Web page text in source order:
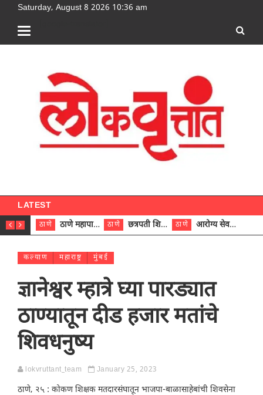
Saturday, August 8 2026 10:36 am
LATEST
ठाणे ठाणे महापालिकेच्या नऊ प्रभाग समित्यांवर अध्यक्ष विराजमान ठाणे छत्रपती शिवाजी महाराज रुग्णालयात दुर्मिळ ट्युमरची यशस्वी शस्त्रक्रिया ठाणे आरोग्य सेवक (पुरुष) पदावरून ११ कर्मचाऱ्यांना आरोग्य सहाय्यक (पुरुष) पदावर पदोन्नती; मुख्य कार्यकारी अधिकारी रणजित यादव यांच्या हस्ते आदेश वितरण
कल्याण महाराष्ट्र मुंबई
ज्ञानेश्वर म्हात्रे घ्या पारड्यात
ठाण्यातून दीड हजार मतांचे
शिवधनुष्य
lokvruttant_team January 25, 2023
ठाणे, २५ : कोकण शिक्षक मतदारसंघातून भाजपा-बाळासाहेबांची शिवसेना